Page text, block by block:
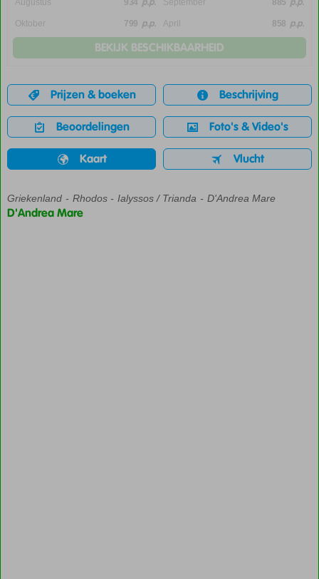
Augustus 934 September 885
Oktober 799 p.p. April 858 p.p.
BEKIJK BESCHIKBAARHEID
Prijzen & boeken Beschrijving
Beoordelingen Foto's & Video's
Kaart Vlucht
Home
Griekenland Rhodos Ialyssos / Trianda D'Andrea Mare
D'Andrea Mare